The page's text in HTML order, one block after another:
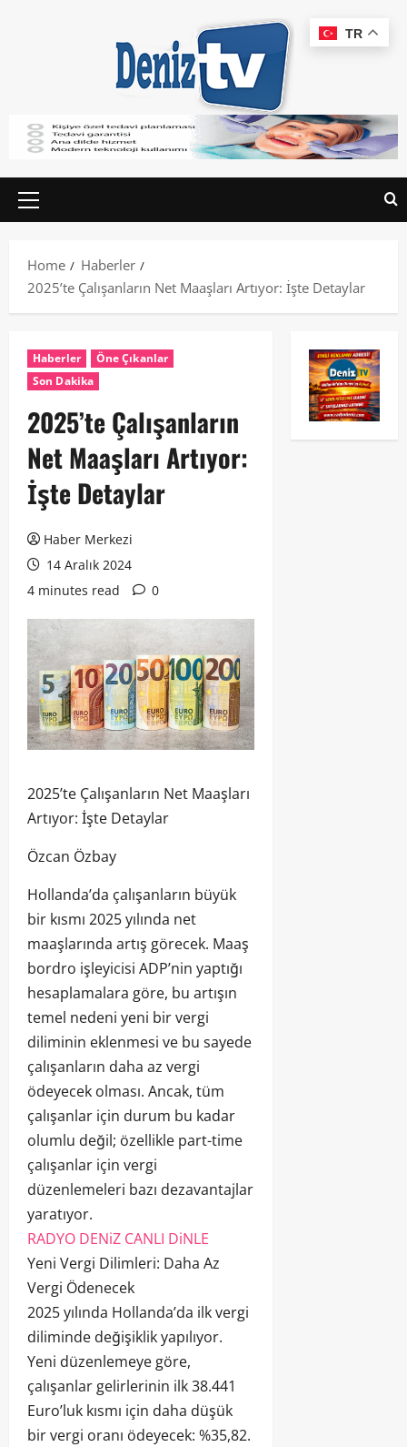
Home
Haberler
2025’te Çalışanların Net Maaşları Artıyor: İşte Detaylar
Haberler
Öne Çıkanlar
Son Dakika
2025’te Çalışanların
Net Maaşları Artıyor:
İşte Detaylar
Haber Merkezi
14 Aralık 2024
4 minutes read
0
2025’te Çalışanların Net Maaşları
Artıyor: İşte Detaylar
Özcan Özbay
Hollanda’da çalışanların büyük
bir kısmı 2025 yılında net
maaşlarında artış görecek. Maaş
bordro işleyicisi ADP’nin yaptığı
hesaplamalara göre, bu artışın
temel nedeni yeni bir vergi
diliminin eklenmesi ve bu sayede
çalışanların daha az vergi
ödeyecek olması. Ancak, tüm
çalışanlar için durum bu kadar
olumlu değil; özellikle part-time
çalışanlar için vergi
düzenlemeleri bazı dezavantajlar
yaratıyor.
RADYO DENiZ CANLI DiNLE
Yeni Vergi Dilimleri: Daha Az
Vergi Ödenecek
2025 yılında Hollanda’da ilk vergi
diliminde değişiklik yapılıyor.
Yeni düzenlemeye göre,
çalışanlar gelirlerinin ilk 38.441
Euro’luk kısmı için daha düşük
bir vergi oranı ödeyecek: %35,82.
TR